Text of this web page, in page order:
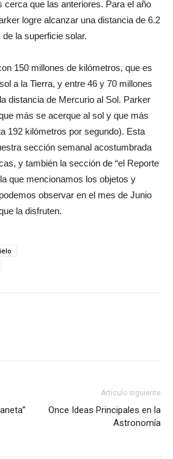
cerca que las anteriores. Para el año
logre alcanzar una distancia de 6.2
la superficie solar.
150 millones de kilómetros, que es
a la Tierra, y entre 46 y 70 millones
distancia de Mercurio al Sol. Parker
más se acerque al sol y que más
192 kilómetros por segundo). Esta
sección semanal acostumbrada
y también la sección de “el Reporte
que mencionamos los objetos y
observar en el mes de Junio
la disfruten.
Artículo siguiente
Once Ideas Principales en la
Astronomía